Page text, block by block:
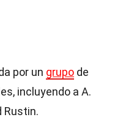
por un grupo de
incluyendo a A.
Rustin.